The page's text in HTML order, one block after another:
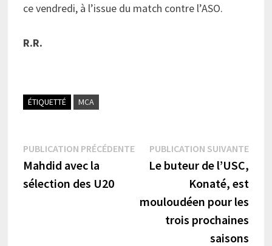
ce vendredi, à l’issue du match contre l’ASO.
R.R.
ÉTIQUETTÉ MCA
Navigation
de
PUBLICATION PRÉCÉDENTEPublication
précédente :
Mahdid avec la
sélection des U20
PUBLICATION SUIVANTE
Le buteur de l’USC,
Konaté, est
mouloudéen pour les
trois prochaines
saisons